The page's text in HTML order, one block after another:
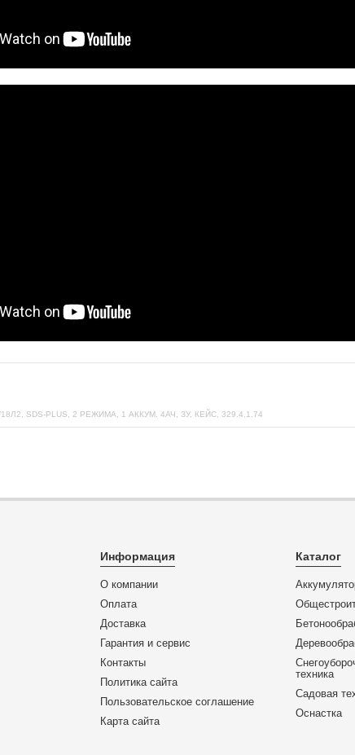
SDS-PLUS, 2 РЕЖИМА, 1 АККУМ. 4АЧ, ЗУ, КЕЙС, 329.4.1.74
Информация
О компании
Оплата
Доставка
Гарантия и сервис
Контакты
Политика сайта
Пользовательское соглашение
Карта сайта
Каталог
техника
Садовая
Оснастка